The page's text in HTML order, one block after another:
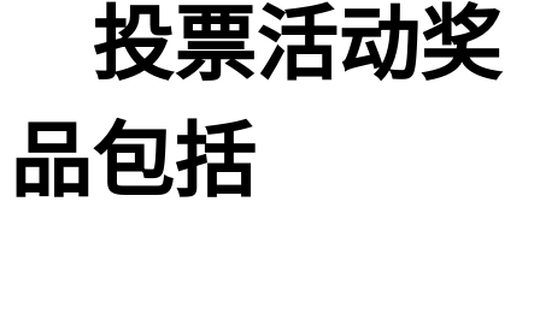
投票活动奖
品包括